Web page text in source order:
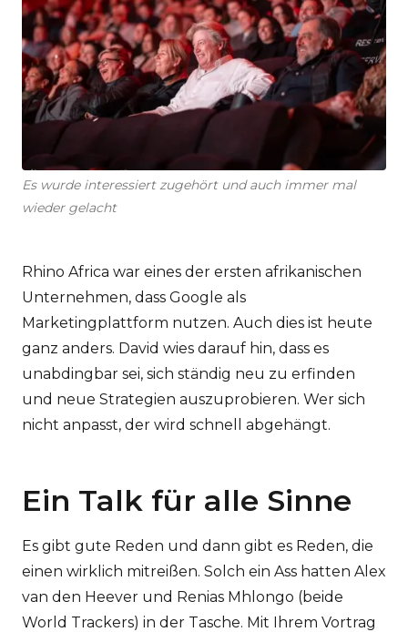
Es wurde interessiert zugehört und auch immer mal
wieder gelacht
Rhino Africa war eines der ersten afrikanischen
Unternehmen, dass Google als
Marketingplattform nutzen. Auch dies ist heute
ganz anders. David wies darauf hin, dass es
unabdingbar sei, sich ständig neu zu erfinden
und neue Strategien auszuprobieren. Wer sich
nicht anpasst, der wird schnell abgehängt.
Ein Talk für alle Sinne
Es gibt gute Reden und dann gibt es Reden, die
einen wirklich mitreißen. Solch ein Ass hatten Alex
van den Heever und Renias Mhlongo (beide
World Trackers) in der Tasche. Mit Ihrem Vortrag